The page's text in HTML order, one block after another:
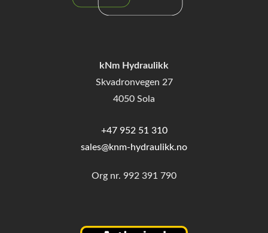
kNm Hydraulikk
Skvadronvegen 27
4050 Sola
+47 952 51 310
sales@knm-hydraulikk.no
Org nr. 992 391 790